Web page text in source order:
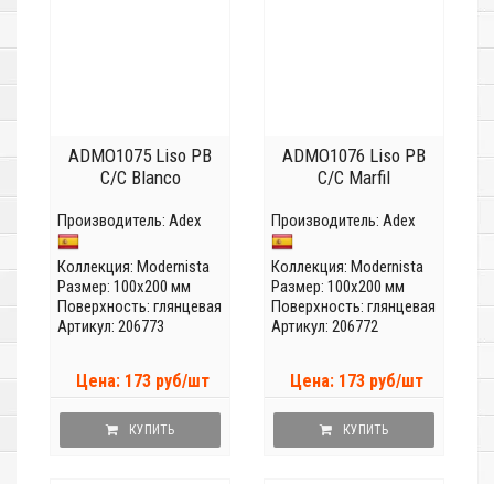
ADMO1075 Liso PB
C/C Blanco
Производитель: Adex
Коллекция: Modernista
Размер: 100x200 мм
Поверхность: глянцевая
Артикул: 206773
Цена: 173 руб/шт
КУПИТЬ
ADMO1076 Liso PB
C/C Marfil
Производитель: Adex
Коллекция: Modernista
Размер: 100x200 мм
Поверхность: глянцевая
Артикул: 206772
Цена: 173 руб/шт
КУПИТЬ